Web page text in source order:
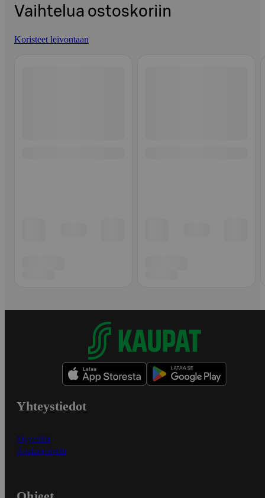
Vaihtelua ostoskoriin
Koristeet leivontaan
Yhteystiedot
Myymälät
Asiakaspalvelu